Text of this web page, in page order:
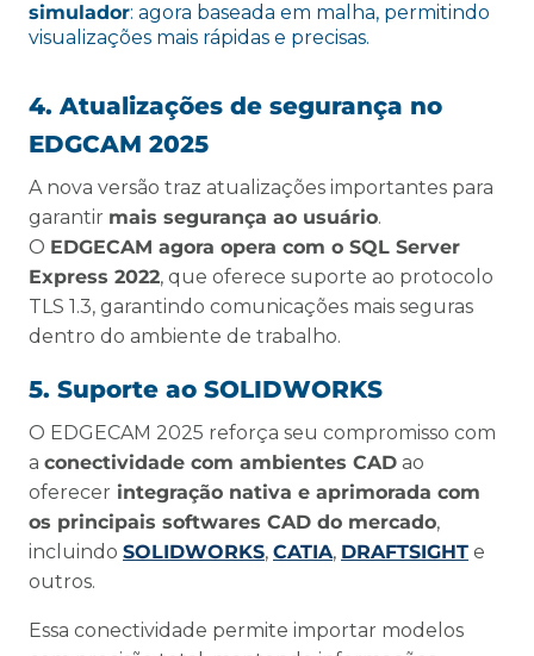
simulador: agora baseada em malha, permitindo
visualizações mais rápidas e precisas.
4. Atualizações de segurança no
EDGCAM 2025
A nova versão traz atualizações importantes para
garantir mais segurança ao usuário.
O EDGECAM agora opera com o SQL Server
Express 2022, que oferece suporte ao protocolo
TLS 1.3, garantindo comunicações mais seguras
dentro do ambiente de trabalho.
5. Suporte ao SOLIDWORKS
O EDGECAM 2025 reforça seu compromisso com
a conectividade com ambientes CAD ao
oferecer integração nativa e aprimorada com
os principais softwares CAD do mercado,
incluindo SOLIDWORKS, CATIA, DRAFTSIGHT e
outros.
Essa conectividade permite importar modelos